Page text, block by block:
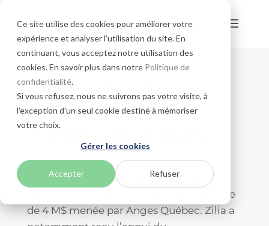
Ce site utilise des cookies pour améliorer votre
expérience et analyser l'utilisation du site. En
continuant, vous acceptez notre utilisation des
cookies. En savoir plus dans notre Politique de
confidentialité.
Si vous refusez, nous ne suivrons pas votre visite, à
l'exception d'un seul cookie destiné à mémoriser
votre choix.
Gérer les cookies
Accepter Refuser
Zilia obtient un
financement
d’amorçage de 4
millions de dollars
Zilia a annoncé aujourd’hui la clôture
d’une ronde de financement d’amorçage
de 4 M$ menée par Anges Québec. Zilia a